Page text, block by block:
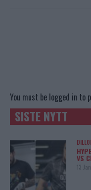
You must be logged in to
SISTE NYTT
VS
13